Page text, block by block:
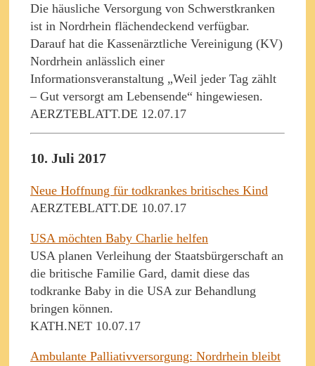
Die häusliche Versorgung von Schwerstkranken
ist in Nordrhein flächendeckend verfügbar.
Darauf hat die Kassenärztliche Vereinigung (KV)
Nordrhein anlässlich einer
Informationsveranstaltung „Weil jeder Tag zählt
– Gut versorgt am Lebensende“ hingewiesen.
AERZTEBLATT.DE 12.07.17
10. Juli 2017
Neue Hoffnung für todkrankes britisches Kind
AERZTEBLATT.DE 10.07.17
USA möchten Baby Charlie helfen
USA planen Verleihung der Staatsbürgerschaft an
die britische Familie Gard, damit diese das
todkranke Baby in die USA zur Behandlung
bringen können.
KATH.NET 10.07.17
Ambulante Palliativversorgung: Nordrhein bleibt